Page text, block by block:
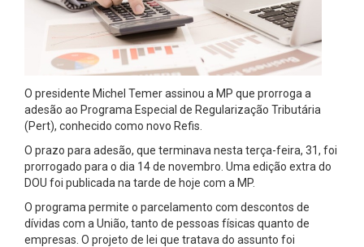
O presidente Michel Temer assinou a MP que prorroga a
adesão ao Programa Especial de Regularização Tributária
(Pert), conhecido como novo Refis.
O prazo para adesão, que terminava nesta terça-feira, 31, foi
prorrogado para o dia 14 de novembro. Uma edição extra do
DOU foi publicada na tarde de hoje com a MP.
O programa permite o parcelamento com descontos de
dívidas com a União, tanto de pessoas físicas quanto de
empresas. O projeto de lei que tratava do assunto foi